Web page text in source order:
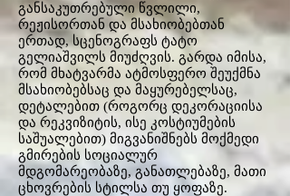
განსაკუთრებული წვლილი,
რეჟისორთან და მსახიობებთან
ერთად, სცენოგრაფს ტატო
გელიაშვილს მიუძღვის. გარდა იმისა,
რომ მხატვარმა ატმოსფერო შეუქმნა
მსახიობებსაც და მაყურებელსაც,
დეტალებით (როგორც დეკორაციისა
და რეკვიზიტის, ისე კოსტიუმების
საშუალებით) მიგვანიშნებს მოქმედი
გმირების სოციალურ
მდგომარეობაზე, განათლებაზე, მათი
ცხოვრების სტილსა თუ ყოფაზე.